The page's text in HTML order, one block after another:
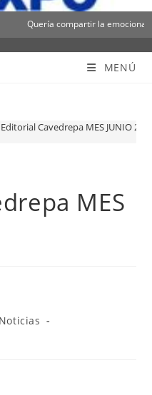
Quería compartir la
MENÚ
Editorial Cavedrepa MES JUNIO
MES
Noticias